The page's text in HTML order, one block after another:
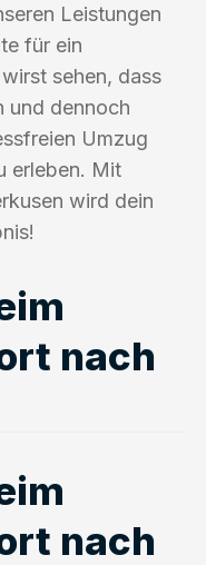
Leistungen
für ein
sehen, dass
und dennoch
Umzug
erleben. Mit
wird dein
nach
nach